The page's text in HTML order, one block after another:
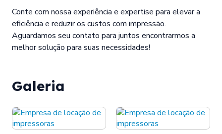
Conte com nossa experiência e expertise para elevar a
eficiência e reduzir os custos com impressão.
Aguardamos seu contato para juntos encontrarmos a
melhor solução para suas necessidades!
Galeria